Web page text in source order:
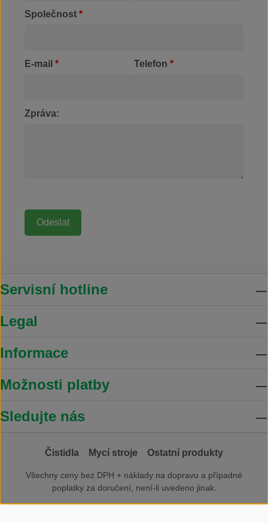
Společnost *
E-mail * Telefon *
Zpráva:
Servisní hotline
Legal
Informace
Možnosti platby
Sledujte nás
Čistidla Mycí stroje Ostatní produkty
Všechny ceny bez DPH + náklady na dopravu a případné
poplatky za doručení, není-li uvedeno jinak.